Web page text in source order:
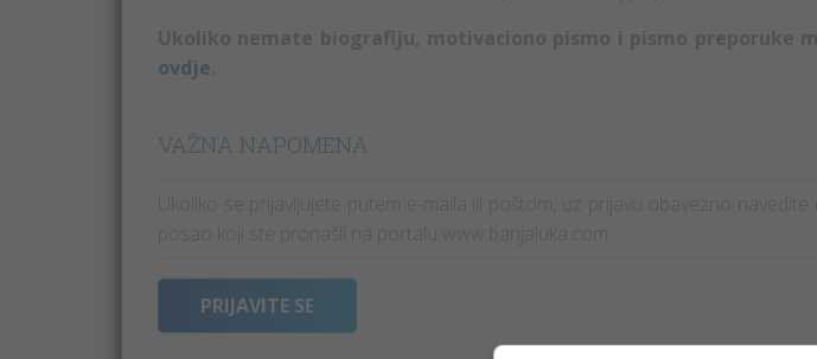
ovdje
VAŽNA NAPOMENA
PRIJAVITE SE